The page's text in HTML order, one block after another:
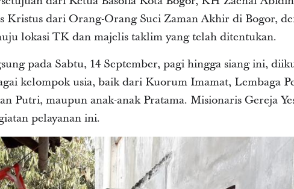
Kristus dari Orang-Orang Suci Zaman Akhir di Bogor,
lokasi TK dan majelis taklim yang telah ditentukan.
pada Sabtu, 14 September, pagi hingga siang ini,
kelompok usia, baik dari Kuorum Imamat, Lembaga
Putri, maupun anak-anak Pratama. Misionaris Gereja
pelayanan ini.